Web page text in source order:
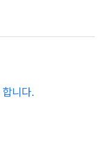
니다.